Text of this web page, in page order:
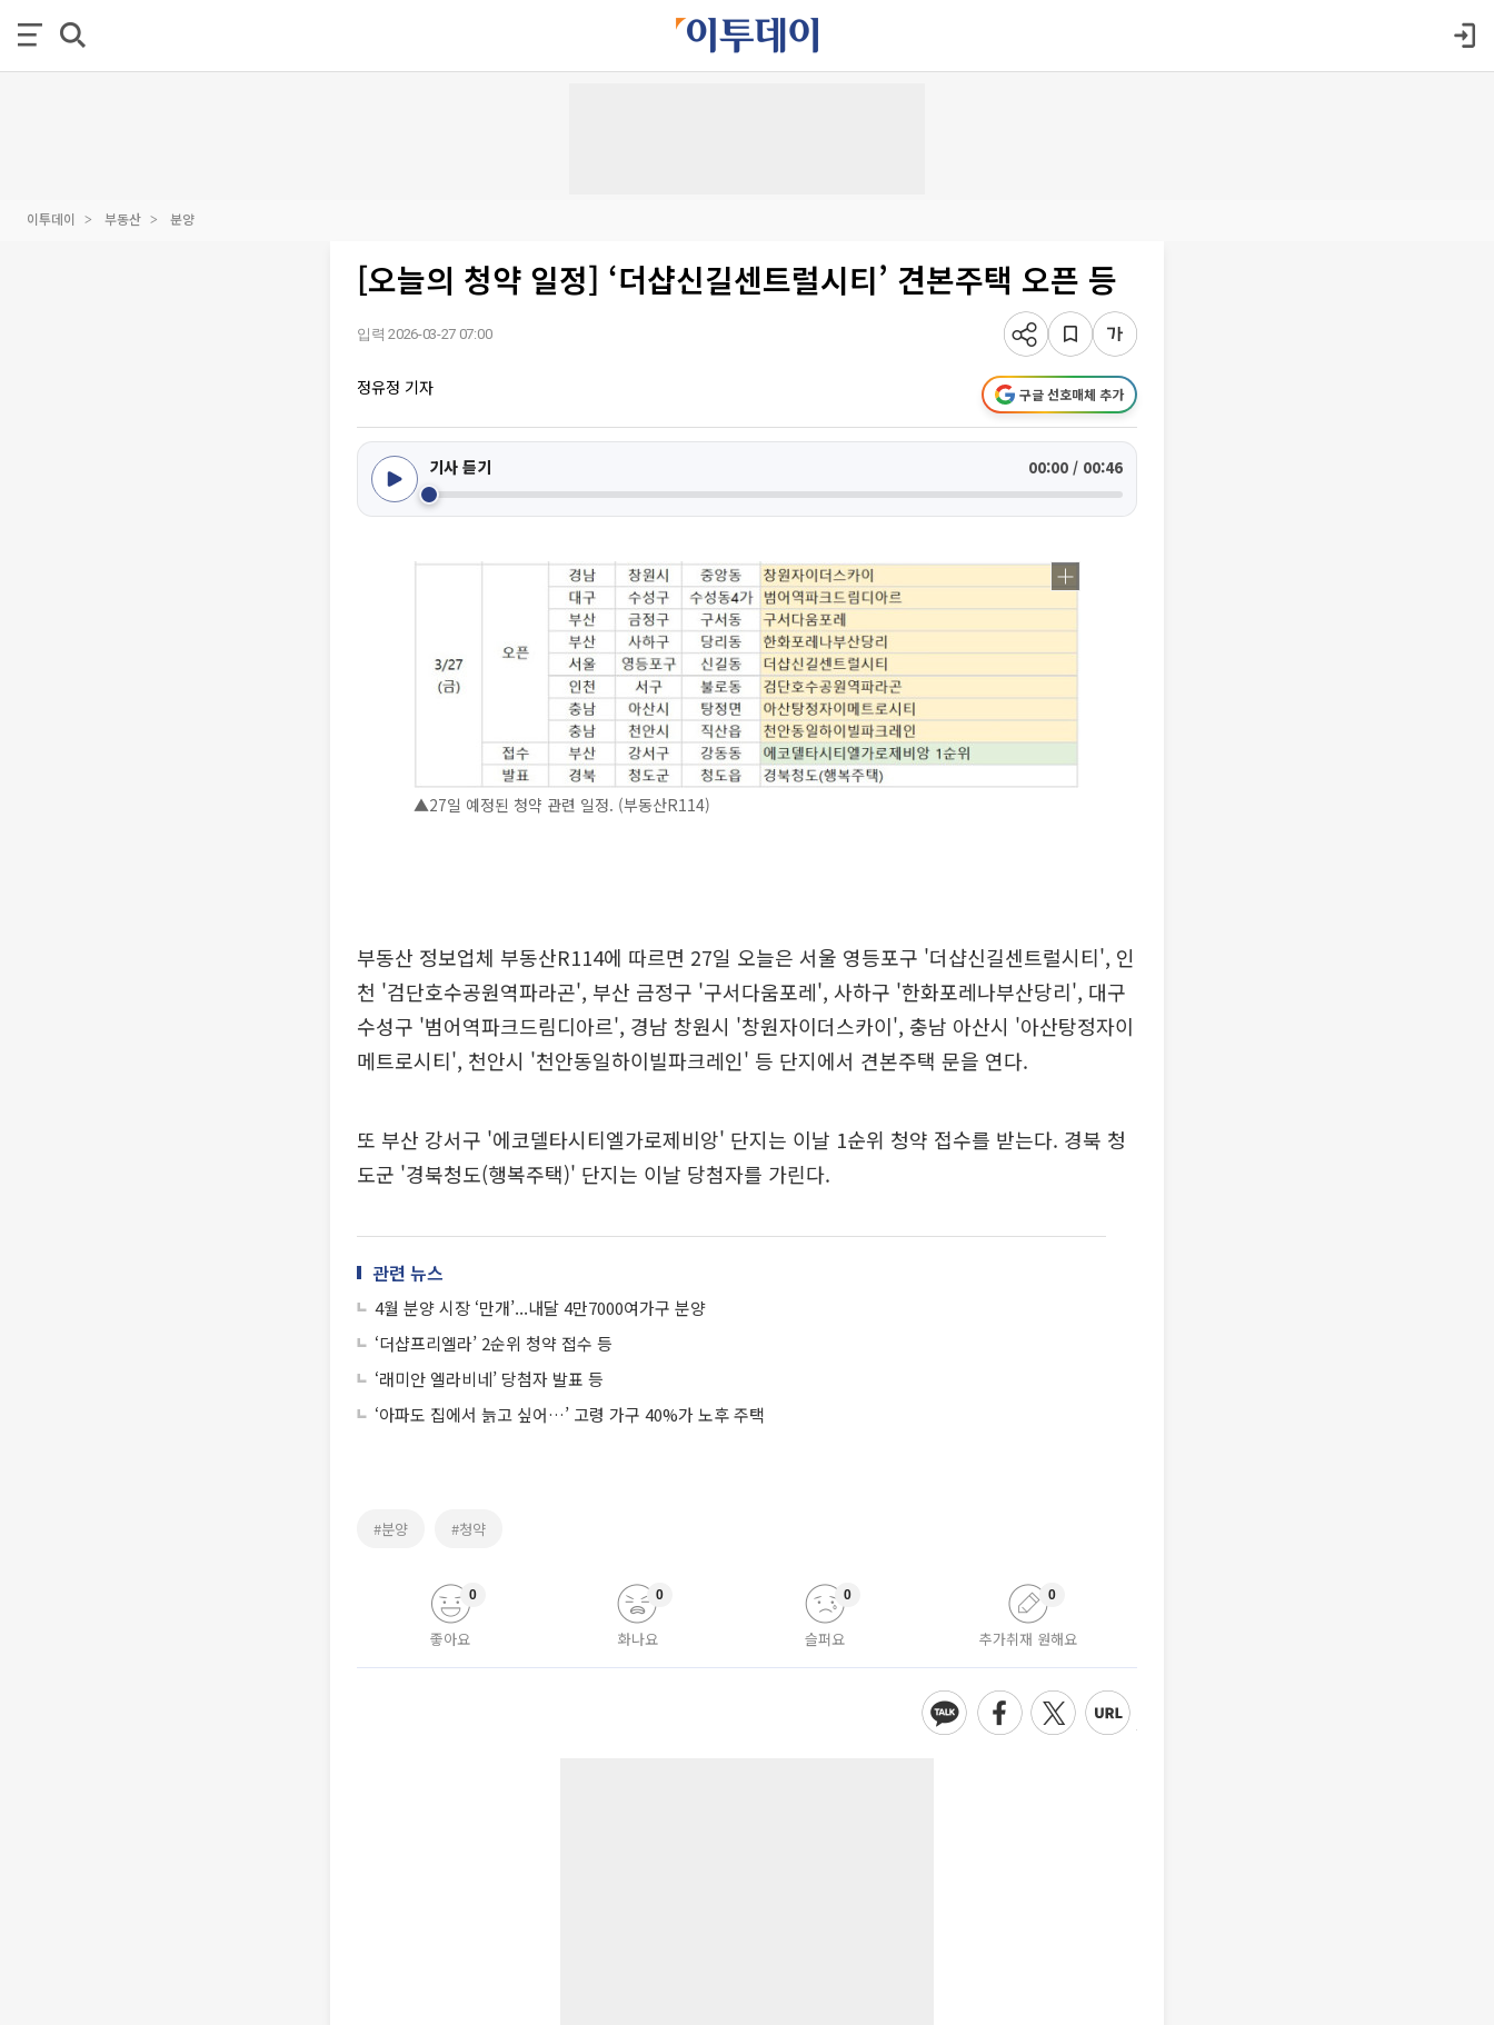
이투데이 부동산 분양
[오늘의 청약 일정] ‘더샵신길센트럴시티’ 견본주택 오픈 등
입력 2026-03-27 07:00
정유정 기자 구글 선호매체 추가
기사 듣기 00:00 / 00:46
▲27일 예정된 청약 관련 일정. (부동산R114)
부동산 정보업체 부동산R114에 따르면 27일 오늘은 서울 영등포구 '더샵신길센트럴시티', 인
천 '검단호수공원역파라곤', 부산 금정구 '구서다움포레', 사하구 '한화포레나부산당리', 대구
수성구 '범어역파크드림디아르', 경남 창원시 '창원자이더스카이', 충남 아산시 '아산탕정자이
메트로시티', 천안시 '천안동일하이빌파크레인' 등 단지에서 견본주택 문을 연다.
또 부산 강서구 '에코델타시티엘가로제비앙' 단지는 이날 1순위 청약 접수를 받는다. 경북 청
도군 '경북청도(행복주택)' 단지는 이날 당첨자를 가린다.
관련 뉴스
4월 분양 시장 ‘만개’...내달 4만7000여가구 분양
‘더샵프리엘라’ 2순위 청약 접수 등
‘래미안 엘라비네’ 당첨자 발표 등
‘아파도 집에서 늙고 싶어…’ 고령 가구 40%가 노후 주택
#분양 #청약
좋아요
0
화나요
0
슬퍼요
0
추가취재 원해요
0